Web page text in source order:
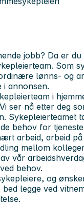
jobb? Da er
Som
lønns- og
i annonsen.
i
ser nå etter deg
Sykepleierteamet
behov for
arbeid, arbeid
mellom
vår
behov.
og
legge ved